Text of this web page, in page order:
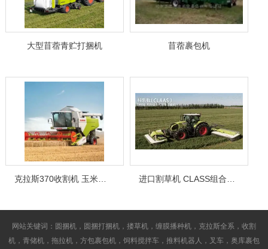
大型苜蓿青贮打捆机 苜蓿裹包机
克拉斯370收割机 玉米收割机
网站关键词：圆捆机，圆捆打捆机，搂草机，缠膜播种机，克拉斯全系，收割
机，青储机，拖拉机，方包裹包机，饲料搅拌车，推料机器人，叉车，奥库裹包